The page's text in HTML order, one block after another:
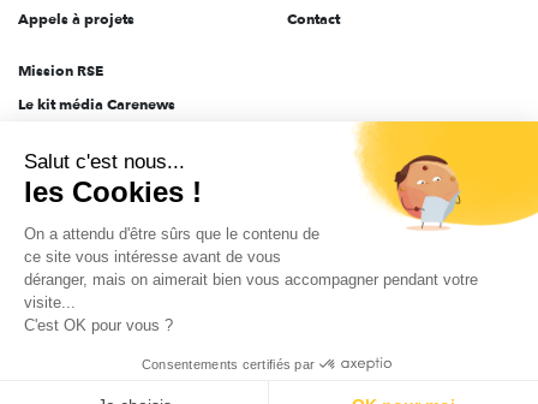
Appels à projets
Contact
Mission RSE
Le kit média Carenews
AEF info
Novethic
PRODURABLE
Inclusiv Day
Données personnelles Mentions légales 2025-2026 Tout droits réservés
Salut c'est nous...
les Cookies !
On a attendu d'être sûrs que le contenu de
ce site vous intéresse avant de vous
déranger, mais on aimerait bien vous accompagner pendant votre
visite...
C'est OK pour vous ?
Consentements certifiés par